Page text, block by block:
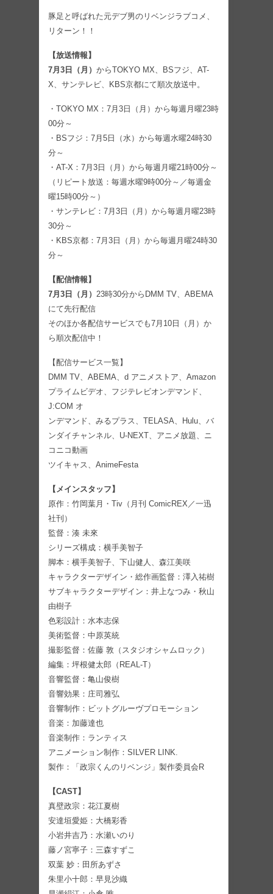
豚足と呼ばれた元デブ男のリベンジラブコメ、
リターン！！
【放送情報】
7月3日（月） からTOKYO MX、BSフジ、AT-
X、サンテレビ、KBS京都にて順次放送中。
・TOKYO MX：7月3日（月）から毎週月曜23時
00分～
・BSフジ：7月5日（水）から毎週水曜24時30
分～
・AT-X：7月3日（月）から毎週月曜21時00分～
（リピート放送：毎週水曜9時00分～／毎週金
曜15時00分～）
・サンテレビ：7月3日（月）から毎週月曜23時
30分～
・KBS京都：7月3日（月）から毎週月曜24時30
分～
【配信情報】
7月3日（月） 23時30分からDMM TV、ABEMA
にて先行配信
そのほか各配信サービスでも7月10日（月）か
ら順次配信中！
【配信サービス一覧】
DMM TV、ABEMA、d アニメストア、Amazon
プライムビデオ、フジテレビオンデマンド、
J:COM オ
ンデマンド、みるプラス、TELASA、Hulu、バ
ンダイチャンネル、U-NEXT、アニメ放題、ニ
コニコ動画
ツイキャス、AnimeFesta
【メインスタッフ】
原作：竹岡葉月・Tiv（月刊 ComicREX／一迅
社刊）
監督：湊 未來
シリーズ構成：横手美智子
脚本：横手美智子、下山健人、森江美咲
キャラクターデザイン・総作画監督：澤入祐樹
サブキャラクターデザイン：井上なつみ・秋山
由樹子
色彩設計：水本志保
美術監督：中原英統
撮影監督：佐藤 敦（スタジオシャムロック）
編集：坪根健太郎（REAL-T）
音響監督：亀山俊樹
音響効果：庄司雅弘
音響制作：ビットグルーヴプロモーション
音楽：加藤達也
音楽制作：ランティス
アニメーション制作：SILVER LINK.
製作：「政宗くんのリベンジ」製作委員会R
【CAST】
真壁政宗：花江夏樹
安達垣愛姫：大橋彩香
小岩井吉乃：水瀬いのり
藤ノ宮寧子：三森すずこ
双葉 妙：田所あずさ
朱里小十郎：早見沙織